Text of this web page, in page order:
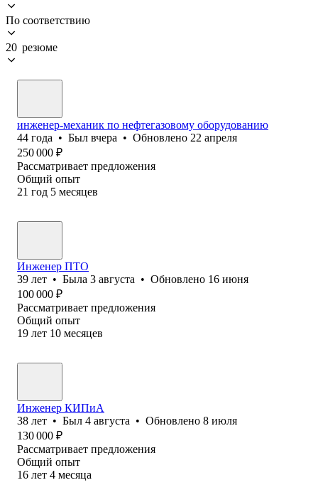
По соответствию
20 резюме
инженер-механик по нефтегазовому оборудованию
44 года • Был вчера • Обновлено 22 апреля
250 000 ₽
Рассматривает предложения
Общий опыт
21 год 5 месяцев
Инженер ПТО
39 лет • Была 3 августа • Обновлено 16 июня
100 000 ₽
Рассматривает предложения
Общий опыт
19 лет 10 месяцев
Инженер КИПиА
38 лет • Был 4 августа • Обновлено 8 июля
130 000 ₽
Рассматривает предложения
Общий опыт
16 лет 4 месяца